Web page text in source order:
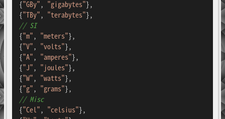
{"GBy", "gigabytes"},
{"TBy", "terabytes"
// SI
{"m", "meters"},
{"V", "volts"},
{"A", "amperes"},
{"J", "joules"},
{"W", "watts"},
{"g", "grams"
// Misc
{"Cel", "celsius"},